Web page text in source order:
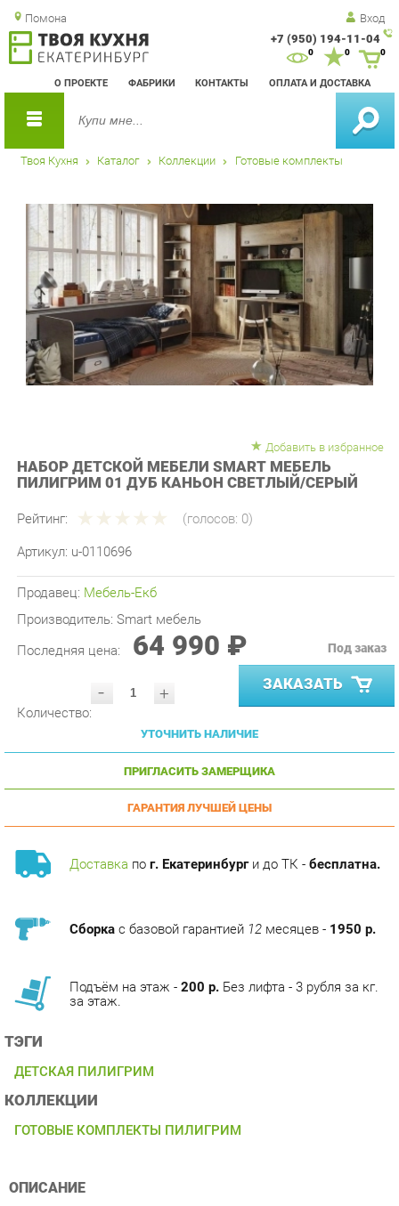
Помона Вход
+7 (950) 194-11-04
О ПРОЕКТЕ ФАБРИКИ КОНТАКТЫ ОПЛАТА И ДОСТАВКА
0 0
Твоя Кухня Каталог Коллекции Готовые комплекты
НАБОР ДЕТСКОЙ МЕБЕЛИ SMART МЕБЕЛЬ
ПИЛИГРИМ 01 ДУБ КАНЬОН СВЕТЛЫЙ/СЕРЫЙ
u-0110696
Производитель:Smart мебель
Последняя цена: 64 990 ₽
- ЗАКАЗАТЬ
УТОЧНИТЬ НАЛИЧИЕ
ПРИГЛАСИТЬ ЗАМЕРЩИКА
ГАРАНТИЯ ЛУЧШЕЙ ЦЕНЫ
Доставкапог. Екатеринбурги до ТК -бесплатна.
ТЭГИ
ОПИСАНИЕ